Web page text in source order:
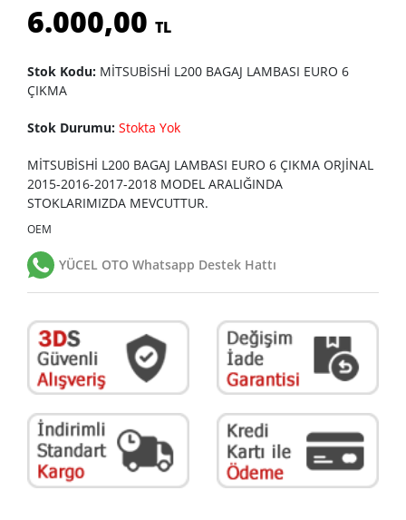
6.000,00 TL
Stok Kodu: MİTSUBİSHİ L200 BAGAJ LAMBASI EURO 6
ÇIKMA
Stok Durumu: Stokta Yok
MİTSUBİSHİ L200 BAGAJ LAMBASI EURO 6 ÇIKMA ORJİNAL
2015-2016-2017-2018 MODEL ARALIĞINDA
STOKLARIMIZDA MEVCUTTUR.
OEM
YÜCEL OTO Whatsapp Destek Hattı